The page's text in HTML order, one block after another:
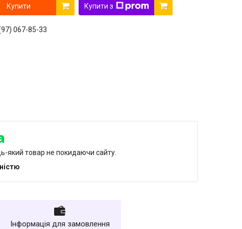
Купити Купити з
067-85-33
який товар не покидаючи сайту.
Інформація для замовлення